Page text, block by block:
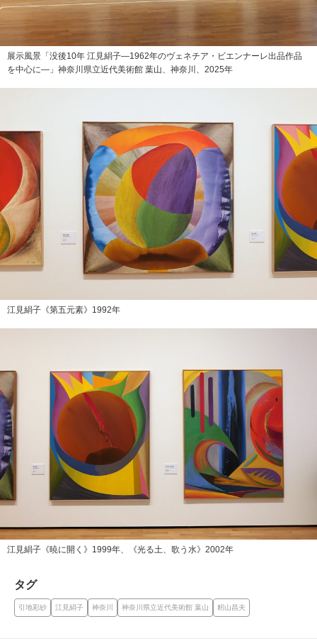
展示風景「没後10年 江見絹子—1962年のヴェネチア・ビエンナーレ出品作品
を中心に—」神奈川県立近代美術館 葉山、神奈川、2025年
江見絹子《第五元素》1992年
江見絹子《暁に開く》1999年、《光る土、歌う水》2002年
タグ
引地彩紗 江見絹子 神奈川 神奈川県立近代美術館 葉山 籾山昌夫